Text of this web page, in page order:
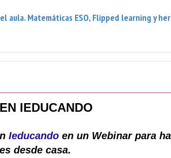
aula. Matemáticas ESO, Flipped learning y
IEDUCANDO
Ieducando en un Webinar para
desde casa.